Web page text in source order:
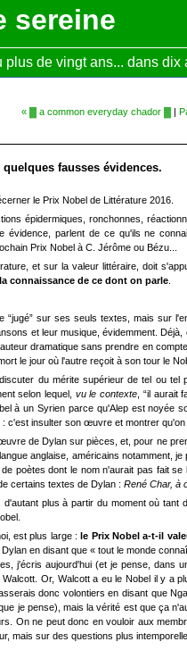
sereine
plus de vingt ans... dans
« ▓ a common everyday chador ▓ |
quelques fausses évidences.
le Prix Nobel de Littérature 2016.
épidermiques, ronchonnes,
évidence, parlent de ce qu'ils ne
Prix Nobel à C. Jérôme ou Bézu...
et sur la valeur littéraire, doit
connaissance de ce dont on parle.
“jugé” sur ses seuls textes, mais sur
et leur musique, évidemment.
dramatique sans prendre en
le jour où l'autre reçoit à son tour le
du mérite supérieur de tel ou tel
selon lequel, vu le contexte , “il aurait
à un Syrien parce qu'Alep est noyée
c'est insulter son œuvre et montrer
de Dylan sur pièces, et, pour ne
anglaise, américains notamment,
poètes dont le nom n'aurait pas fait
certains textes de Dylan : René Char, à
plus à partir du moment où
est plus large :le Prix Nobel a-t-il
en disant que « tout le monde
j'écris aujourd'hui (et je pense, dans
Or, Walcott a eu le Nobel il y a
donc volontiers en disant que
je pense), mais la vérité est que ça
On ne peut donc en vouloir aux
mais sur des questions plus